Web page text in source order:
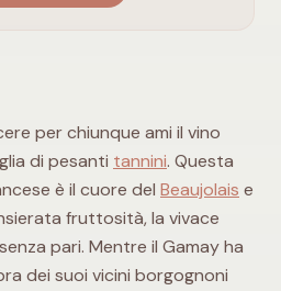
per chiunque ami il vino
di pesanti tannini. Questa
è il cuore del Beaujolais e
fruttosità, la vivace
pari. Mentre il Gamay ha
dei suoi vicini borgognoni